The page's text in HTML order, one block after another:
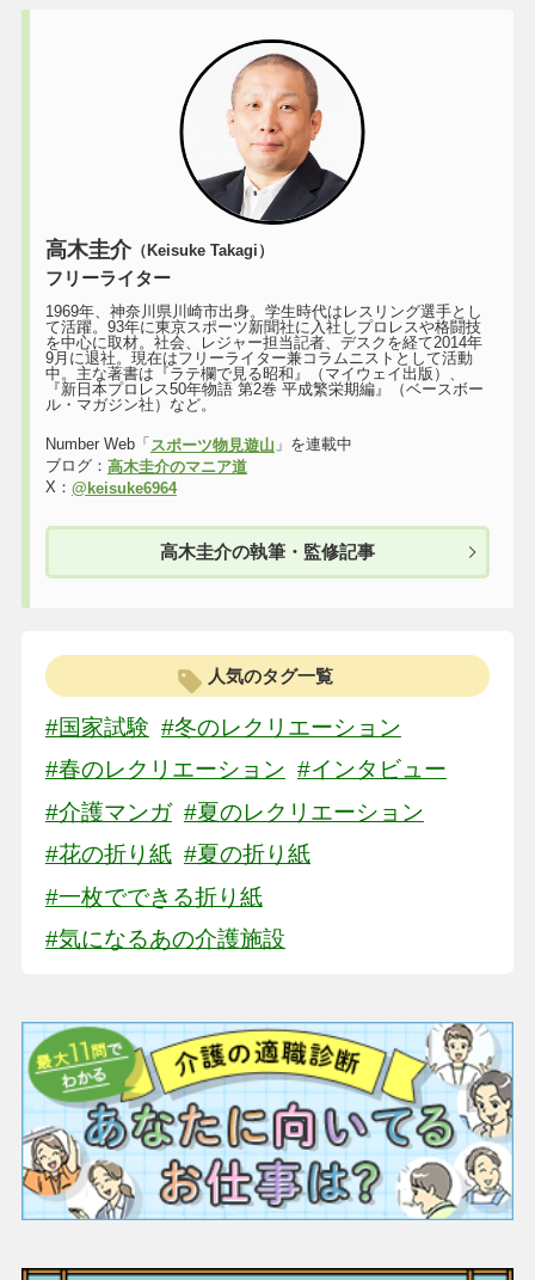
高木圭介（Keisuke Takagi）
フリーライター
1969年、神奈川県川崎市出身。学生時代はレスリング選手とし
て活躍。93年に東京スポーツ新聞社に入社しプロレスや格闘技
を中心に取材。社会、レジャー担当記者、デスクを経て2014年
9月に退社。現在はフリーライター兼コラムニストとして活動
中。主な著書は『ラテ欄で見る昭和』（マイウェイ出版）、
『新日本プロレス50年物語 第2巻 平成繁栄期編』（ベースボー
ル・マガジン社）など。
Number Web「 スポーツ物見遊山 」を連載中
ブログ： 高木圭介のマニア道
X： @keisuke6964
高木圭介の執筆・監修記事
人気のタグ一覧
#国家試験 #冬のレクリエーション
#春のレクリエーション #インタビュー
#介護マンガ #夏のレクリエーション
#花の折り紙 #夏の折り紙
#一枚でできる折り紙
#気になるあの介護施設